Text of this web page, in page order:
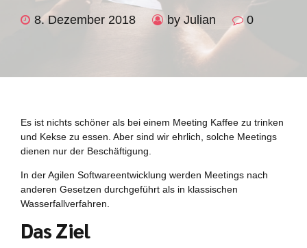
8. Dezember 2018 by Julian 0
Es ist nichts schöner als bei einem Meeting Kaffee zu trinken
und Kekse zu essen. Aber sind wir ehrlich, solche Meetings
dienen nur der Beschäftigung.
In der Agilen Softwareentwicklung werden Meetings nach
anderen Gesetzen durchgeführt als in klassischen
Wasserfallverfahren.
Das Ziel